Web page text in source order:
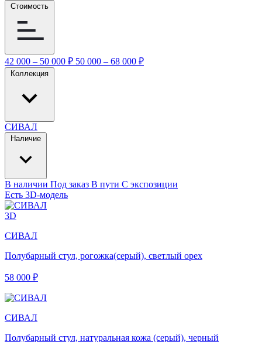
Стоимость
42 000 – 50 000 ₽ 50 000 – 68 000 ₽
Коллекция
СИВАЛ
Наличие
В наличии Под заказ В пути С экспозиции
Есть 3D-модель
3D
СИВАЛ
Полубарный стул, рогожка(серый), светлый орех
58 000 ₽
СИВАЛ
Полубарный стул, натуральная кожа (серый), черный